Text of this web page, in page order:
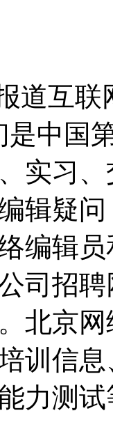
道互联
是中国
实习
辑疑
编辑
司招
北京
训信
力测